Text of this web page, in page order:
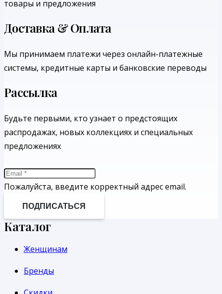
товары и предложения
Доставка & Оплата
Мы принимаем платежи через онлайн-платежные
системы, кредитные карты и банковские переводы
Рассылка
Будьте первыми, кто узнает о предстоящих
распродажах, новых коллекциях и специальных
предложениях
Пожалуйста, введите корректный адрес email.
ПОДПИСАТЬСЯ
Каталог
Женщинам
Бренды